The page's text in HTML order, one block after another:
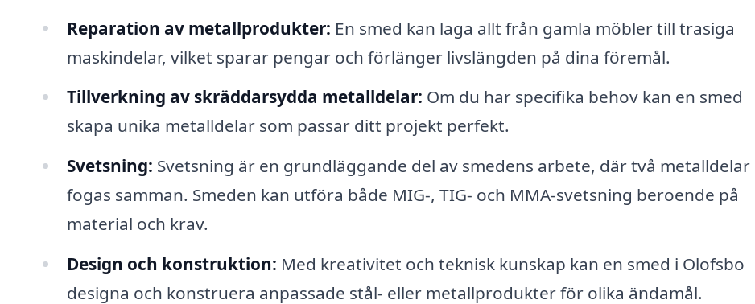
Reparation av metallprodukter: En smed kan laga allt från gamla möbler till trasiga
maskindelar, vilket sparar pengar och förlänger livslängden på dina föremål.
Tillverkning av skräddarsydda metalldelar: Om du har specifika behov kan en smed
skapa unika metalldelar som passar ditt projekt perfekt.
Svetsning: Svetsning är en grundläggande del av smedens arbete, där två metalldelar
fogas samman. Smeden kan utföra både MIG-, TIG- och MMA-svetsning beroende på
material och krav.
Design och konstruktion: Med kreativitet och teknisk kunskap kan en smed i Olofsbo
designa och konstruera anpassade stål- eller metallprodukter för olika ändamål.